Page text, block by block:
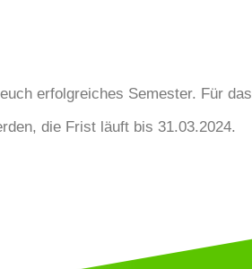
erfolgreiches Semester. Für das
die Frist läuft bis 31.03.2024.